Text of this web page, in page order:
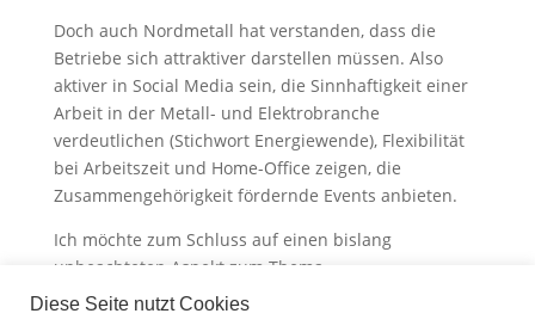
Doch auch Nordmetall hat verstanden, dass die
Betriebe sich attraktiver darstellen müssen. Also
aktiver in Social Media sein, die Sinnhaftigkeit einer
Arbeit in der Metall- und Elektrobranche
verdeutlichen (Stichwort Energiewende), Flexibilität
bei Arbeitszeit und Home-Office zeigen, die
Zusammengehörigkeit fördernde Events anbieten.
Ich möchte zum Schluss auf einen bislang
unbeachteten Aspekt zum Thema
„Ausbildungsfähig“ hinweisen. In Dänemark haben
Diese Seite nutzt Cookies